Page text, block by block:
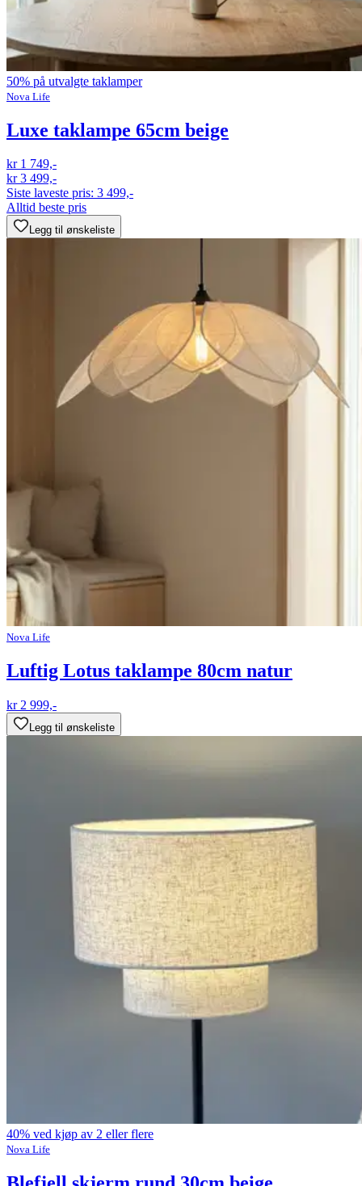
50% på utvalgte taklamper
Nova Life
Luxe taklampe 65cm beige
kr 1 749,-
kr 3 499,-
Siste laveste pris: 3 499,-
Alltid beste pris
Legg til ønskeliste
Nova Life
Luftig Lotus taklampe 80cm natur
kr 2 999,-
Legg til ønskeliste
40% ved kjøp av 2 eller flere
Nova Life